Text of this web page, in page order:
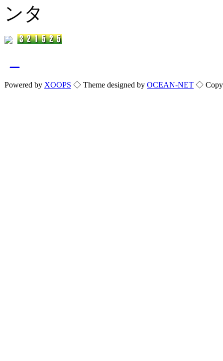
ンタ
Powered by XOOPS ◇ Theme designed by OCEAN-NET ◇